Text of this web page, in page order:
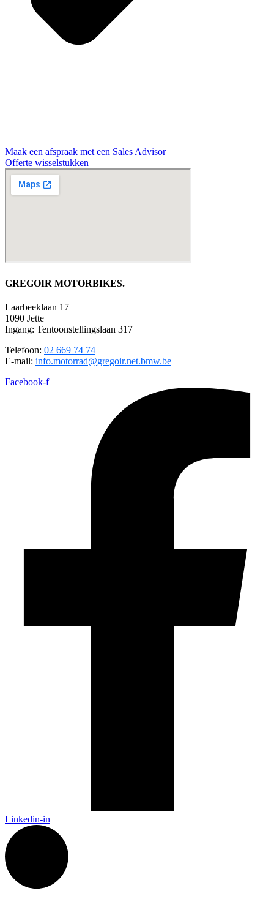
Maak een afspraak met een Sales Advisor
Offerte wisselstukken
GREGOIR MOTORBIKES.
Laarbeeklaan 17
1090 Jette
Ingang: Tentoonstellingslaan 317
Telefoon: 02 669 74 74
E-mail: info.motorrad@gregoir.net.bmw.be
Facebook-f
Linkedin-in